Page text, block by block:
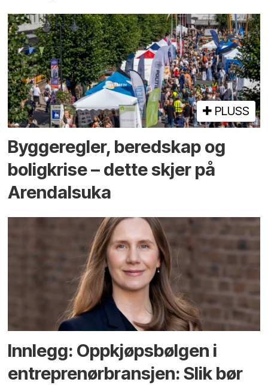
PLUSS
Bygge­regler, beredskap og
bolig­krise – dette skjer på
Arendals­uka
Innlegg: Oppkjøps­bølgen i
entreprenør­bransjen: Slik bør